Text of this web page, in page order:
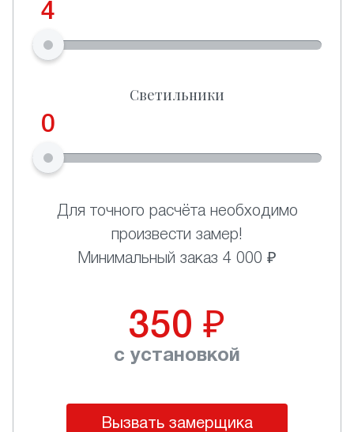
4
Светильники
0
Для точного расчёта необходимо
произвести замер!
Минимальный заказ 4 000 ₽
350 ₽
с установкой
Вызвать замерщика